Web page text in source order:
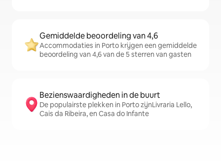
Gemiddelde beoordeling van 4,6
Accommodaties in Porto krijgen een gemiddelde
beoordeling van 4,6 van de 5 sterren van gasten
Bezienswaardigheden in de buurt
De populairste plekken in Porto zijnLivraria Lello,
Cais da Ribeira, en Casa do Infante